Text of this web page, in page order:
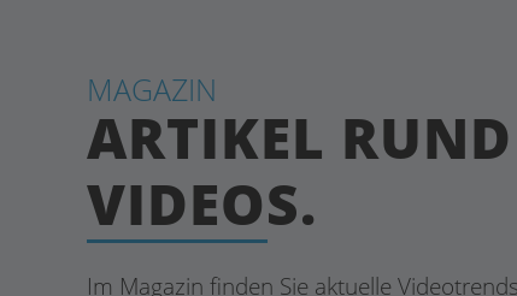
MAGAZIN
ARTIKEL
VIDEOS.
Im Magazin finden Sie aktuelle